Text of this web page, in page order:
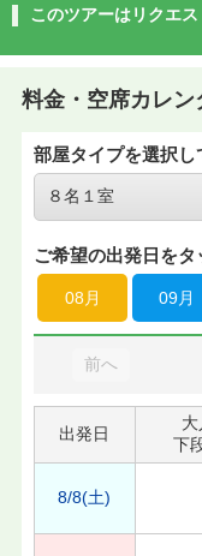
このツアーはリクエ
料金・空席カレン
部屋タイプを選択し
ご希望の出発日をタ
08月 09月
前へ
出発日
下
8/8(土)